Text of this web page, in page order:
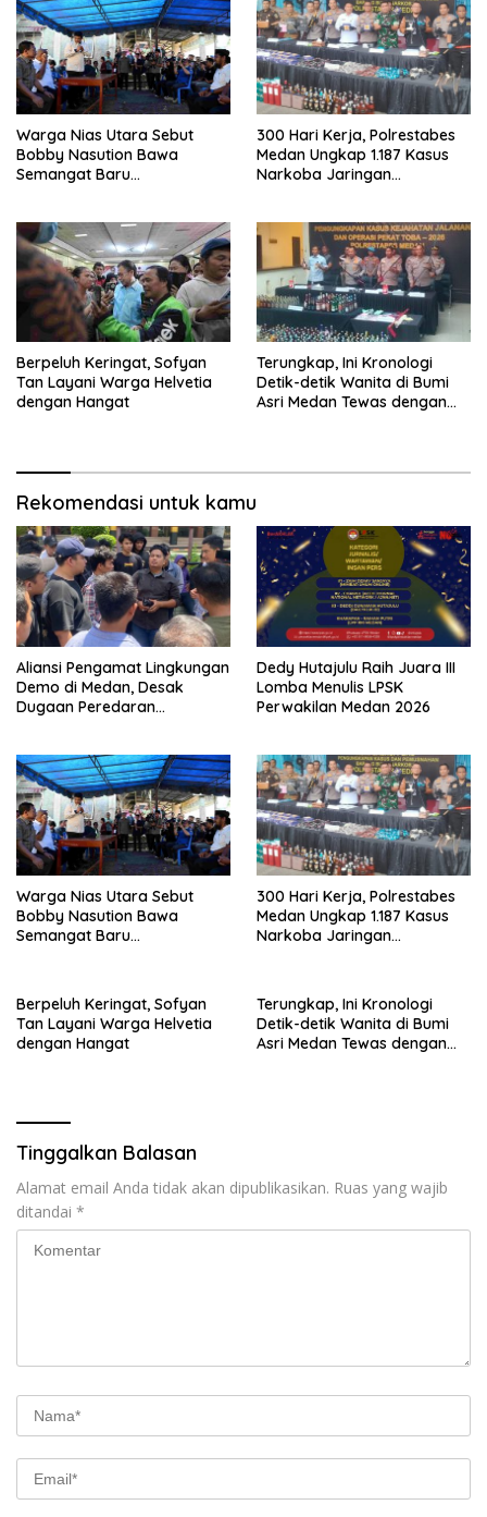
Warga Nias Utara Sebut
Bobby Nasution Bawa
Semangat Baru
300 Hari Kerja, Polrestabes
Medan Ungkap 1.187 Kasus
Narkoba Jaringan
Berpeluh Keringat, Sofyan
Tan Layani Warga Helvetia
dengan Hangat
Terungkap, Ini Kronologi
Detik-detik Wanita di Bumi
Asri Medan Tewas dengan
Rekomendasi untuk kamu
Aliansi Pengamat Lingkungan
Demo di Medan, Desak
Dugaan Peredaran
Dedy Hutajulu Raih Juara III
Lomba Menulis LPSK
Perwakilan Medan 2026
Warga Nias Utara Sebut
Bobby Nasution Bawa
Semangat Baru
300 Hari Kerja, Polrestabes
Medan Ungkap 1.187 Kasus
Narkoba Jaringan
Berpeluh Keringat, Sofyan
Tan Layani Warga Helvetia
dengan Hangat
Terungkap, Ini Kronologi
Detik-detik Wanita di Bumi
Asri Medan Tewas dengan
Tinggalkan Balasan
Alamat email Anda tidak akan dipublikasikan. Ruas yang wajib
ditandai *